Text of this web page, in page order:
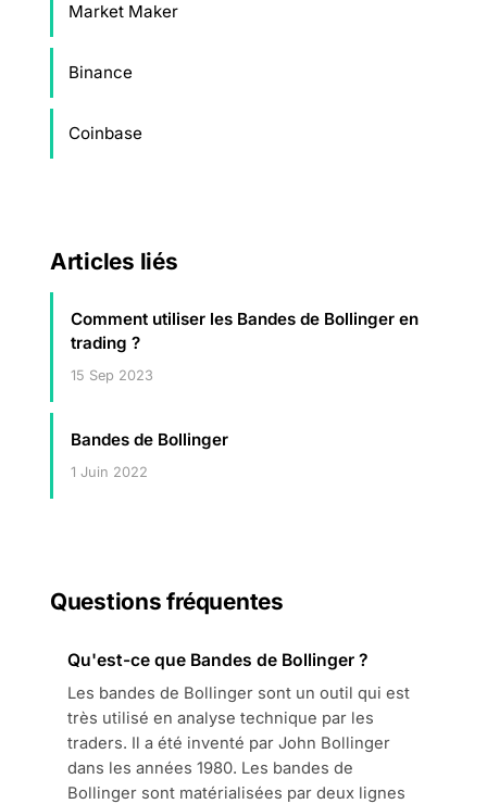
Market Maker
Binance
Coinbase
Articles liés
Comment utiliser les Bandes de Bollinger en
trading ?
15 Sep 2023
Bandes de Bollinger
1 Juin 2022
Questions fréquentes
Qu'est-ce que Bandes de Bollinger ?
Les bandes de Bollinger sont un outil qui est
très utilisé en analyse technique par les
traders. Il a été inventé par John Bollinger
dans les années 1980. Les bandes de
Bollinger sont matérialisées par deux lignes